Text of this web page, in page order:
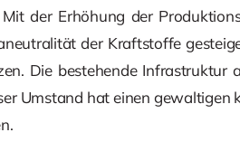
der Erhöhung der
der Kraftstoffe
Die bestehende Infrastruktur
Umstand hat einen gewaltigen